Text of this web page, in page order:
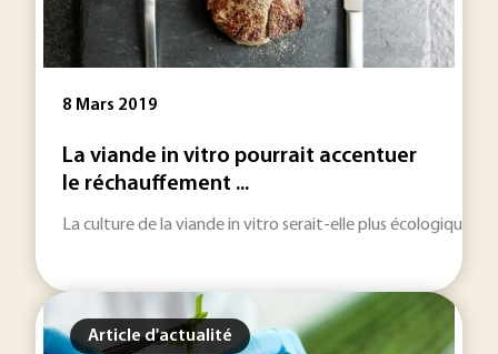
8 Mars 2019
La viande in vitro pourrait accentuer
le réchauffement ...
La culture de la viande in vitro serait-elle plus écologique
Article d'actualité